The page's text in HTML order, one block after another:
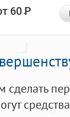
60Р
сделать